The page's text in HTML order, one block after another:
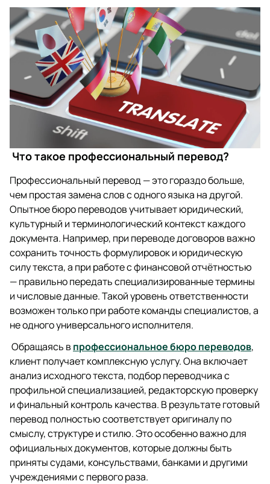
Что такое профессиональный перевод?
Профессиональный перевод — это гораздо больше,
чем простая замена слов с одного языка на другой.
Опытное бюро переводов учитывает юридический,
культурный и терминологический контекст каждого
документа. Например, при переводе договоров важно
сохранить точность формулировок и юридическую
силу текста, а при работе с финансовой отчётностью
— правильно передать специализированные термины
и числовые данные. Такой уровень ответственности
возможен только при работе команды специалистов, а
не одного универсального исполнителя.
Обращаясь в профессиональное бюро переводов,
клиент получает комплексную услугу. Она включает
анализ исходного текста, подбор переводчика с
профильной специализацией, редакторскую проверку
и финальный контроль качества. В результате готовый
перевод полностью соответствует оригиналу по
смыслу, структуре и стилю. Это особенно важно для
официальных документов, которые должны быть
приняты судами, консульствами, банками и другими
учреждениями с первого раза.